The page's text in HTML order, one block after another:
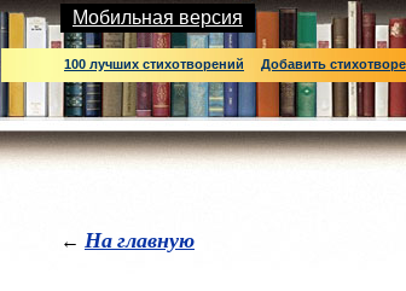
Мобильная версия
100 лучших стихотворений Добавить
← На главную